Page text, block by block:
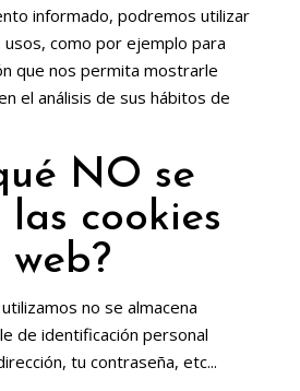
informado, podremos utilizar
como por ejemplo para
que nos permita mostrarle
el análisis de sus hábitos de
NO se
cookies
web?
no se almacena
de identificación personal
tu contraseña, etc...